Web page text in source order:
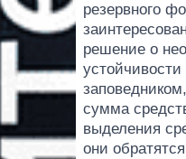
резервного
решение о
сумма
выделения
они